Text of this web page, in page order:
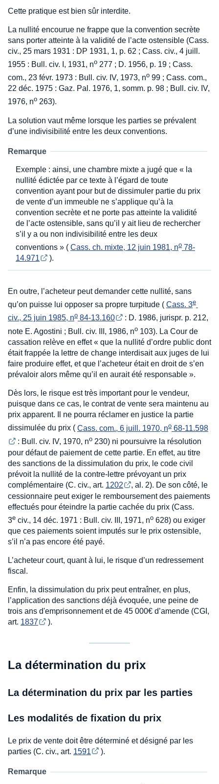
Cette pratique est bien sûr interdite.
La nullité encourue ne frappe que la convention secrète
sans porter atteinte à la validité de l’acte ostensible (Cass.
civ., 25 mars 1931 : DP 1931, 1, p. 62 ; Cass. civ., 4 juill.
1955 : Bull. civ. I, 1931, no 277 ; D. 1956, p. 19 ; Cass.
com., 23 févr. 1973 : Bull. civ. IV, 1973, no 99 ; Cass. com.,
22 déc. 1975 : Gaz. Pal. 1976, 1, somm. p. 98 ; Bull. civ. IV,
1976, no 263).
La solution vaut même lorsque les parties se prévalent
d’une indivisibilité entre les deux conventions.
Remarque
Exemple : ainsi, une chambre mixte a jugé que « la
nullité édictée par ce texte à l’égard de toute
convention ayant pour but de dissimuler partie du prix
de vente d’un immeuble ne s’applique qu’à la
convention secrète et ne porte pas atteinte la validité
de l’acte ostensible, sans qu’il y ait lieu de rechercher
s’il y a ou non indivisibilité entre les deux
conventions » ( Cass. ch. mixte, 12 juin 1981, no 78-
14.971
).
En outre, l’acheteur peut demander cette nullité, sans
qu’on puisse lui opposer sa propre turpitude ( Cass. 3e
civ., 25 juin 1985, no 84-13.160
: D. 1986, jurispr. p. 212,
note E. Agostini ; Bull. civ. III, 1986, no 103). La Cour de
cassation relève en effet « que la nullité d’ordre public dont
était frappée la lettre de change interdisait aux juges de lui
faire produire effet, et que l’acheteur était en droit de s’en
prévaloir alors même qu’il en aurait été responsable ».
Dès lors, le risque est très important pour le vendeur,
puisque dans ce cas, le contrat de vente sera maintenu au
prix apparent. Il ne pourra réclamer en justice la partie
dissimulée du prix ( Cass. com., 6 juill. 1970, no 68-11.598
: Bull. civ. IV, 1970, no 230) ni poursuivre la résolution
pour défaut de paiement de cette partie. En effet, au titre
des sanctions de la dissimulation du prix, le code civil
prévoit la nullité de la contre-lettre prévoyant un prix
complémentaire (C. civ., art. 1202
, al. 2). De son côté, le
cessionnaire peut exiger le remboursement des paiements
effectués pour éteindre la partie cachée du prix (Cass.
3e civ., 14 déc. 1971 : Bull. civ. III, 1971, no 628) ou exiger
que ces paiements soient imputés sur le prix ostensible,
s’il n’a pas encore été payé.
L’acheteur court, quant à lui, le risque d’un redressement
fiscal.
Enfin, la dissimulation du prix peut entraîner, en plus,
l’application des sanctions déjà évoquée, une peine de
trois ans d'emprisonnement et de 45 000€ d’amende (CGI,
art. 1837 ).
La détermination du prix
La détermination du prix par les parties
Les modalités de fixation du prix
Le prix de vente doit être déterminé et désigné par les
parties (C. civ., art. 1591 ).
Remarque